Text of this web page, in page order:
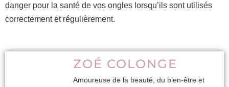
danger pour la santé de vos ongles lorsqu’ils sont utilisés
correctement et régulièrement.
ZOÉ COLONGE
Amoureuse de la beauté, du bien-être et